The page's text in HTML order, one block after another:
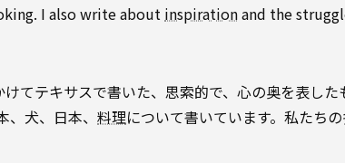
I also write about inspirationand the
てテキサスで書いた、思索的で、心の奥を表した
、犬、日本、 料理――について書いています。私たち